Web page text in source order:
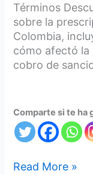
Términos
sobre la
Colombia,
cómo afectó la
cobro de
Comparte si te ha
Read More »